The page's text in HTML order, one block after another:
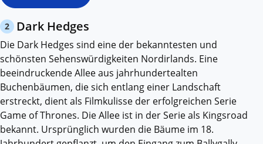
2 Dark Hedges
Die Dark Hedges sind eine der bekanntesten und
schönsten Sehenswürdigkeiten Nordirlands. Eine
beeindruckende Allee aus jahrhundertealten
Buchenbäumen, die sich entlang einer Landschaft
erstreckt, dient als Filmkulisse der erfolgreichen Serie
Game of Thrones. Die Allee ist in der Serie als Kingsroad
bekannt. Ursprünglich wurden die Bäume im 18.